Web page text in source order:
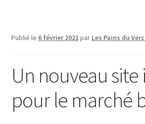
Publié le 6 février 2021 par Les Pains du
Un nouveau
pour le marché